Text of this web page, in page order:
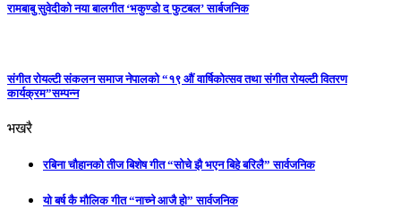
रामबाबु सुवेदीको नया बालगीत ‘भकुण्डो द फुटबल’ सार्बजनिक
संगीत रोयल्टी संकलन समाज नेपालको “१९ औं वार्षिकोत्सव तथा संगीत रोयल्टी वितरण
कार्यक्रम”सम्पन्न
भखरै
रबिना चौहानको तीज बिशेष गीत “सोचे झै भएन बिहे बरिलै” सार्वजनिक
यो बर्ष कै मौलिक गीत “नाच्ने आजै हो” सार्वजनिक